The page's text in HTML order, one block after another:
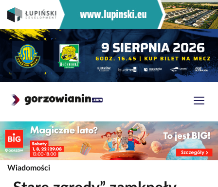
Wiadomości